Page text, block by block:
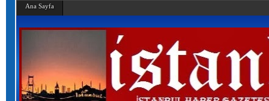
Ana Sayfa